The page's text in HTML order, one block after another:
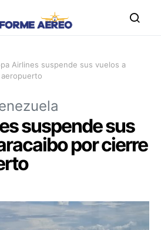
Airlines suspende sus vuelos a
suspende sus
por cierre